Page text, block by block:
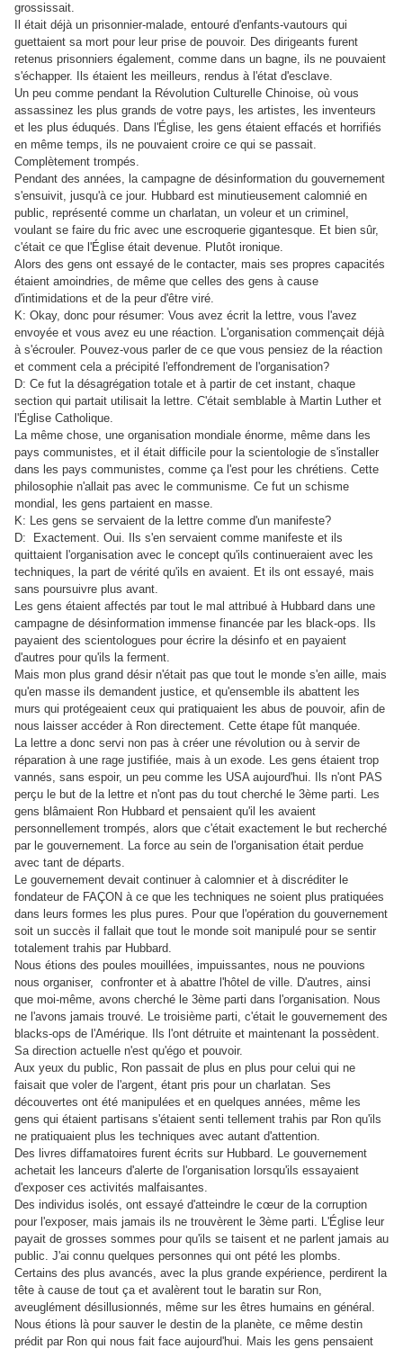
grossissait.
Il était déjà un prisonnier-malade, entouré d'enfants-vautours qui
guettaient sa mort pour leur prise de pouvoir. Des dirigeants furent
retenus prisonniers également, comme dans un bagne, ils ne pouvaient
s'échapper. Ils étaient les meilleurs, rendus à l'état d'esclave.
Un peu comme pendant la Révolution Culturelle Chinoise, où vous
assassinez les plus grands de votre pays, les artistes, les inventeurs
et les plus éduqués. Dans l'Église, les gens étaient effacés et horrifiés
en même temps, ils ne pouvaient croire ce qui se passait.
Complètement trompés.
Pendant des années, la campagne de désinformation du gouvernement
s'ensuivit, jusqu'à ce jour. Hubbard est minutieusement calomnié en
public, représenté comme un charlatan, un voleur et un criminel,
voulant se faire du fric avec une escroquerie gigantesque. Et bien sûr,
c'était ce que l'Église était devenue. Plutôt ironique.
Alors des gens ont essayé de le contacter, mais ses propres capacités
étaient amoindries, de même que celles des gens à cause
d'intimidations et de la peur d'être viré.
K: Okay, donc pour résumer: Vous avez écrit la lettre, vous l'avez
envoyée et vous avez eu une réaction. L'organisation commençait déjà
à s'écrouler. Pouvez-vous parler de ce que vous pensiez de la réaction
et comment cela a précipité l'effondrement de l'organisation?
D: Ce fut la désagrégation totale et à partir de cet instant, chaque
section qui partait utilisait la lettre. C'était semblable à Martin Luther et
l'Église Catholique.
La même chose, une organisation mondiale énorme, même dans les
pays communistes, et il était difficile pour la scientologie de s'installer
dans les pays communistes, comme ça l'est pour les chrétiens. Cette
philosophie n'allait pas avec le communisme. Ce fut un schisme
mondial, les gens partaient en masse.
K: Les gens se servaient de la lettre comme d'un manifeste?
D: Exactement. Oui. Ils s'en servaient comme manifeste et ils
quittaient l'organisation avec le concept qu'ils continueraient avec les
techniques, la part de vérité qu'ils en avaient. Et ils ont essayé, mais
sans poursuivre plus avant.
Les gens étaient affectés par tout le mal attribué à Hubbard dans une
campagne de désinformation immense financée par les black-ops. Ils
payaient des scientologues pour écrire la désinfo et en payaient
d'autres pour qu'ils la ferment.
Mais mon plus grand désir n'était pas que tout le monde s'en aille, mais
qu'en masse ils demandent justice, et qu'ensemble ils abattent les
murs qui protégeaient ceux qui pratiquaient les abus de pouvoir, afin de
nous laisser accéder à Ron directement. Cette étape fût manquée.
La lettre a donc servi non pas à créer une révolution ou à servir de
réparation à une rage justifiée, mais à un exode. Les gens étaient trop
vannés, sans espoir, un peu comme les USA aujourd'hui. Ils n'ont PAS
perçu le but de la lettre et n'ont pas du tout cherché le 3ème parti. Les
gens blâmaient Ron Hubbard et pensaient qu'il les avaient
personnellement trompés, alors que c'était exactement le but recherché
par le gouvernement. La force au sein de l'organisation était perdue
avec tant de départs.
Le gouvernement devait continuer à calomnier et à discréditer le
fondateur de FAÇON à ce que les techniques ne soient plus pratiquées
dans leurs formes les plus pures. Pour que l'opération du gouvernement
soit un succès il fallait que tout le monde soit manipulé pour se sentir
totalement trahis par Hubbard.
Nous étions des poules mouillées, impuissantes, nous ne pouvions
nous organiser, confronter et à abattre l'hôtel de ville. D'autres, ainsi
que moi-même, avons cherché le 3ème parti dans l'organisation. Nous
ne l'avons jamais trouvé. Le troisième parti, c'était le gouvernement des
blacks-ops de l'Amérique. Ils l'ont détruite et maintenant la possèdent.
Sa direction actuelle n'est qu'égo et pouvoir.
Aux yeux du public, Ron passait de plus en plus pour celui qui ne
faisait que voler de l'argent, étant pris pour un charlatan. Ses
découvertes ont été manipulées et en quelques années, même les
gens qui étaient partisans s'étaient senti tellement trahis par Ron qu'ils
ne pratiquaient plus les techniques avec autant d'attention.
Des livres diffamatoires furent écrits sur Hubbard. Le gouvernement
achetait les lanceurs d'alerte de l'organisation lorsqu'ils essayaient
d'exposer ces activités malfaisantes.
Des individus isolés, ont essayé d'atteindre le cœur de la corruption
pour l'exposer, mais jamais ils ne trouvèrent le 3ème parti. L'Église leur
payait de grosses sommes pour qu'ils se taisent et ne parlent jamais au
public. J'ai connu quelques personnes qui ont pété les plombs.
Certains des plus avancés, avec la plus grande expérience, perdirent la
tête à cause de tout ça et avalèrent tout le baratin sur Ron,
aveuglément désillusionnés, même sur les êtres humains en général.
Nous étions là pour sauver le destin de la planète, ce même destin
prédit par Ron qui nous fait face aujourd'hui. Mais les gens pensaient